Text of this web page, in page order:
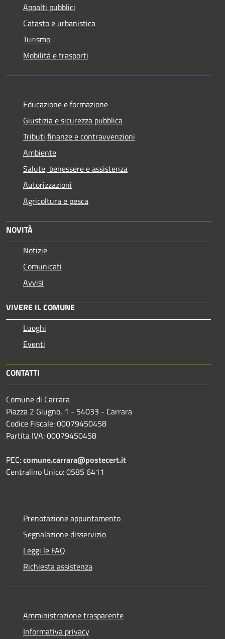
Appalti pubblici
Catasto e urbanistica
Turismo
Mobilità e trasporti
Educazione e formazione
Giustizia e sicurezza pubblica
Tributi,finanze e contravvenzioni
Ambiente
Salute, benessere e assistenza
Autorizzazioni
Agricoltura e pesca
NOVITÀ
Notizie
Comunicati
Avvisi
VIVERE IL COMUNE
Luoghi
Eventi
CONTATTI
Comune di Carrara
Piazza 2 Giugno, 1 - 54033 - Carrara
Codice Fiscale: 00079450458
Partita IVA: 00079450458
PEC:comune.carrara@postecert.it
Centralino Unico: 0585 6411
Prenotazione appuntamento
Segnalazione disservizio
Leggi le FAQ
Richiesta assistenza
Amministrazione trasparente
Informativa privacy